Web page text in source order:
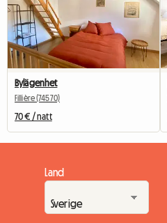
Bylägenhet
Fillière (74570)
70 € / natt
Land